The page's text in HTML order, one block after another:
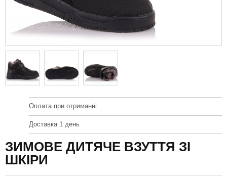
Оплата при отриманні
Доставка 1 день
ЗИМОВЕ ДИТЯЧЕ ВЗУТТЯ ЗІ
ШКІРИ